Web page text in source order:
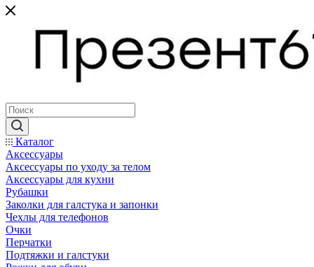
Каталог
Аксессуары
Аксессуары по уходу за телом
Аксессуары для кухни
Рубашки
Заколки для галстука и запонки
Чехлы для телефонов
Очки
Перчатки
Подтяжки и галстуки